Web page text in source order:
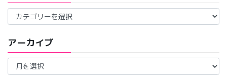
テ
リ
ー
アーカイブ
ア